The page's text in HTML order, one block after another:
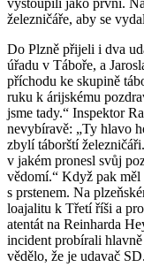
železničáře, aby se
Do Plzně přijeli i dva
úřadu v Táboře, a
příchodu ke skupině
ruku k árijskému
jsme tady.“ Inspektor
nevybíravě: „Ty hlavo
zbylí táborští
v jakém pronesl svůj
vědomí.“ Když pak měl
s prstenem. Na
loajalitu k Třetí říši a
atentát na Reinharda
incident probírali
vědělo, že je udavač SD.